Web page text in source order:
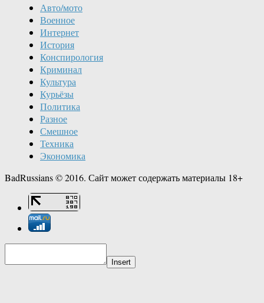
Авто/мото
Военное
Интернет
История
Конспирология
Криминал
Культура
Курьёзы
Политика
Разное
Смешное
Техника
Экономика
BadRussians © 2016. Сайт может содержать материалы 18+
Insert